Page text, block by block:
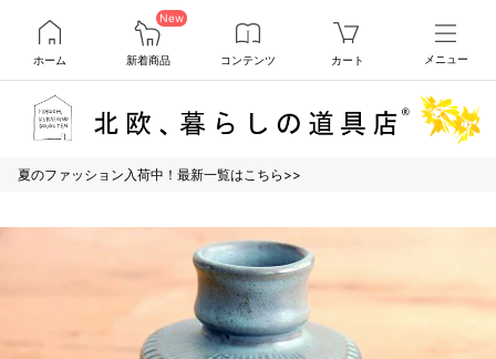
ホーム
New
新着商品 コンテンツ カート メニュー
夏のファッション入荷中！最新一覧はこちら>>